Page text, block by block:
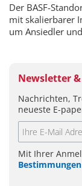
Der BASF-
mit skalierbarer
um Ansiedler
Newsletter &
Nachrichten,
neueste E-
Mit Ihrer
Bestimmungen